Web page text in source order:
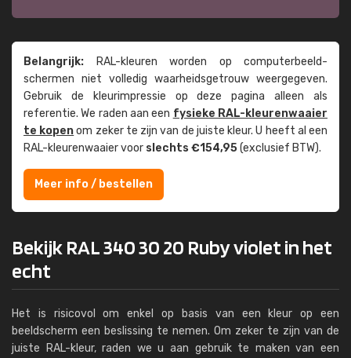
Belangrijk: RAL-kleuren worden op computer­beeld­
schermen niet volledig waarheids­­getrouw weer­gegeven.
Gebruik de kleur­impressie op deze pagina alleen als
referentie. We raden aan een fysieke RAL-kleuren­waaier
te kopenom zeker te zijn van de juiste kleur. U heeft al een
RAL-kleuren­waaier voor slechts €154,95(exclusief BTW).
Meer info / bestellen
Bekijk RAL 340 30 20 Ruby violet in het
echt
Het is risicovol om enkel op basis van een kleur op een
beeldscherm een beslissing te nemen. Om zeker te zijn van de
juiste RAL-kleur, raden we u aan gebruik te maken van een